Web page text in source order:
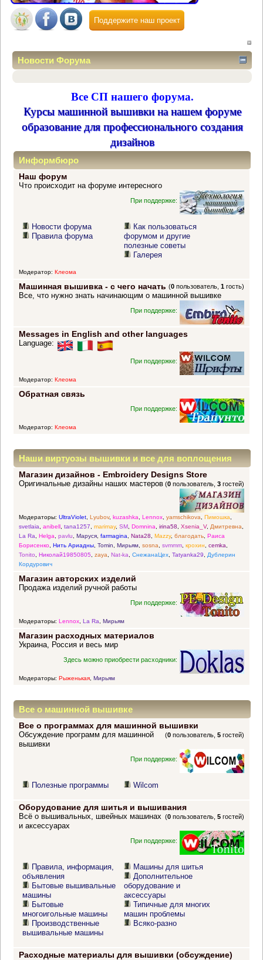
Поддержите наш проект
Новости Форума
Все СП нашего форума.
Курсы машинной вышивки на нашем форуме
образование для профессионального создания
дизайнов
Информбюро
Наш форум
Что происходит на форуме интересного
При поддержке:
Новости форума
Правила форума
Как пользоваться
форумом и другие
полезные советы
Галерея
Модератор: Клеома
Машинная вышивка - с чего начать (0 пользователь,1 гость)
Все, что нужно знать начинающим о машинной вышивке
При поддержке:
Messages in English and other languages
Language:
При поддержке:
Модератор: Клеома
Обратная связь
При поддержке:
Модератор: Клеома
Наши виртуозы вышивки и все для воплощения
прекрасных идей
Магазин дизайнов - Embroidery Designs Store
(0 пользователь,3 гостей)
Оригинальные дизайны наших мастеров
Модераторы: UltraViolet, Lyubov, kuzashka, Lennox, yamschikova, Пимошка,
svetlaia, anibell, tana1257, marimay, SM, Domnina, irina58, Xsenia_V, Дмитревна,
La Ra, Helga, pavlu, Маруся, farmagina, Nata28, Mazzy, благодать, Раиса
Борисенко, Нить Ариадны, Tomin, Мирьям, sosna, svmmm, крохин, cemka,
Tonito, Николай19850805, zaya, Nat-ka, СнежанаЦех, Tatyanka29, Дублерин
Кордурович
Магазин авторских изделий
Продажа изделий ручной работы
При поддержке:
Модераторы: Lennox, La Ra, Мирьям
Магазин расходных материалов
Украина, Россия и весь мир
Здесь можно приобрести расходники:
Модераторы: Рыженькая, Мирьям
Все о машинной вышивке
Все о программах для машинной вышивки
(0 пользователь,5 гостей)
Обсуждение программ для машинной
вышивки
При поддержке:
Полезные программы Wilcom
Оборудование для шитья и вышивания
(0 пользователь,5 гостей)
Всё о вышивальных, швейных машинах
и аксессуарах
При поддержке:
Правила, информация,
объявления
Бытовые вышивальные
машины
Бытовые
многоигольные машины
Производственные
вышивальные машины
Машины для шитья
Дополнительное
оборудование и
аксессуары
Типичные для многих
машин проблемы
Всяко-разно
Расходные материалы для вышивки (обсуждение)